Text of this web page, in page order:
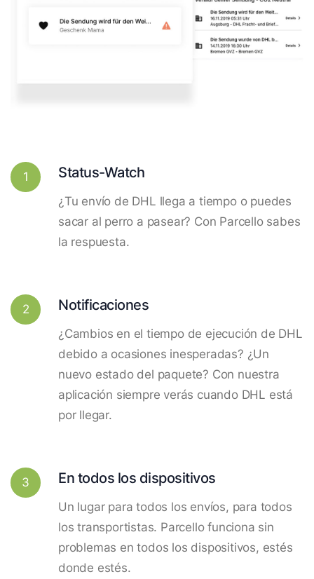
1 Status-Watch
¿Tu envío de DHL llega a tiempo o puedes
sacar al perro a pasear? Con Parcello sabes
la respuesta.
2 Notificaciones
¿Cambios en el tiempo de ejecución de DHL
debido a ocasiones inesperadas? ¿Un
nuevo estado del paquete? Con nuestra
aplicación siempre verás cuando DHL está
por llegar.
3 En todos los dispositivos
Un lugar para todos los envíos, para todos
los transportistas. Parcello funciona sin
problemas en todos los dispositivos, estés
donde estés.